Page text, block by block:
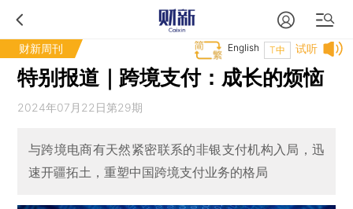
财新周刊 试听
T中
English
特别报道｜跨境支付：成长的烦恼
2024年07月22日第29期
与跨境电商有天然紧密联系的非银支付机构入局，迅
速开疆拓土，重塑中国跨境支付业务的格局